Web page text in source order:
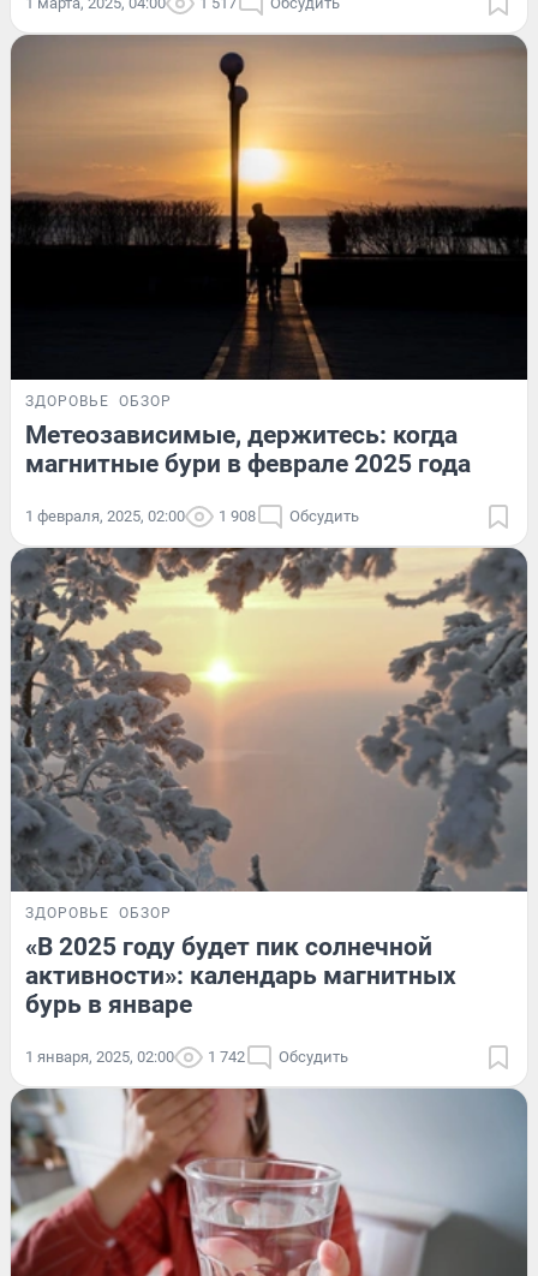
ЗДОРОВЬЕ ОБЗОР
Метеозависимые, держитесь: когда
магнитные бури в феврале 2025 года
1 февраля, 2025, 02:00 1 908 Обсудить
ЗДОРОВЬЕ ОБЗОР
«В 2025 году будет пик солнечной
активности»: календарь магнитных
бурь в январе
1 января, 2025, 02:00 1 742 Обсудить